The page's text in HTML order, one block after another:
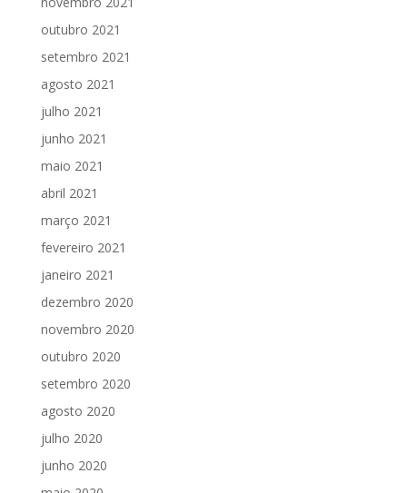
outubro 2021
setembro 2021
agosto 2021
julho 2021
junho 2021
maio 2021
abril 2021
março 2021
fevereiro 2021
janeiro 2021
dezembro 2020
novembro 2020
outubro 2020
setembro 2020
agosto 2020
julho 2020
junho 2020